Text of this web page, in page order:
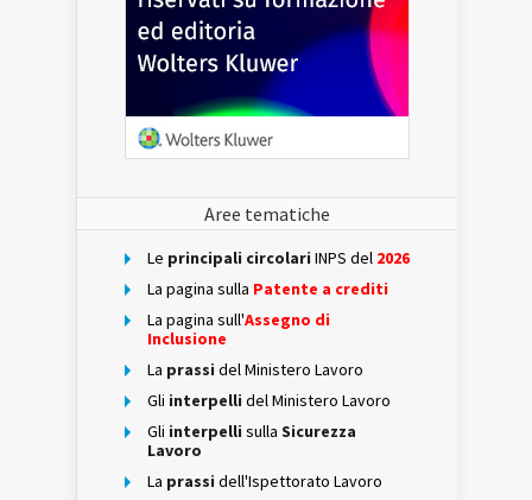
Aree tematiche
Le principali circolari INPS del 2026
La pagina sulla Patente a crediti
La pagina sull'Assegno di
Inclusione
La prassi del Ministero Lavoro
Gli interpelli del Ministero Lavoro
Gli interpelli sulla Sicurezza
Lavoro
La prassi dell'Ispettorato Lavoro